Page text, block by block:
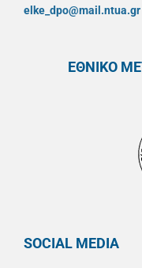
elke_dpo@mail.ntua.gr
ΕΘΝΙΚΟ
SOCIAL MEDIA